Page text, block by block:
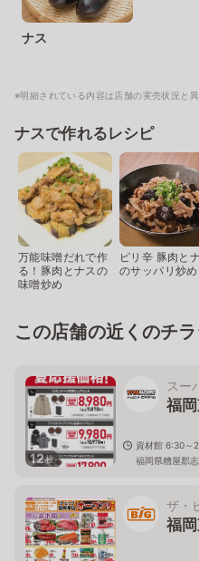
ナス
※明細されている内容は店舗の実売状況と
ナスで作れるレシピ
万能味噌だれで作
る！豚肉とナスの
味噌炒め
ピリ辛 豚肉と
のサッパリ炒め
この店舗の近くのチ
12枚
スー
福
資材館 6:30～
福岡県糟屋郡
ザ・
福